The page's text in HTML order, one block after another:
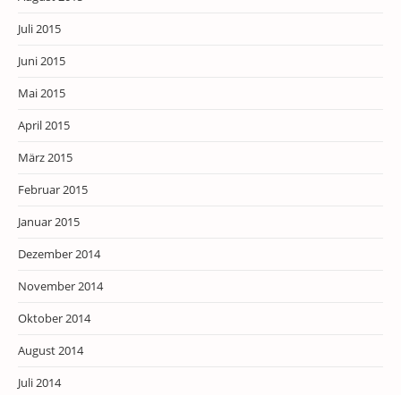
Juli 2015
Juni 2015
Mai 2015
April 2015
März 2015
Februar 2015
Januar 2015
Dezember 2014
November 2014
Oktober 2014
August 2014
Juli 2014